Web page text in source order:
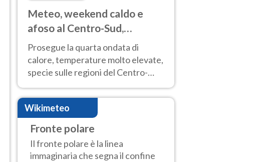
Meteo, weekend caldo e
afoso al Centro-Sud,
temporali sui rilievi
Prosegue la quarta ondata di
calore, temperature molto elevate,
specie sulle regioni del Centro-
Sud. Nuovi temporali di calore sulle
aree montuose
Wikimeteo
Fronte polare
Il fronte polare è la linea
immaginaria che segna il confine